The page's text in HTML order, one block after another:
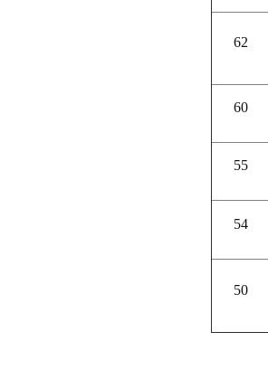
62
60
55
54
50